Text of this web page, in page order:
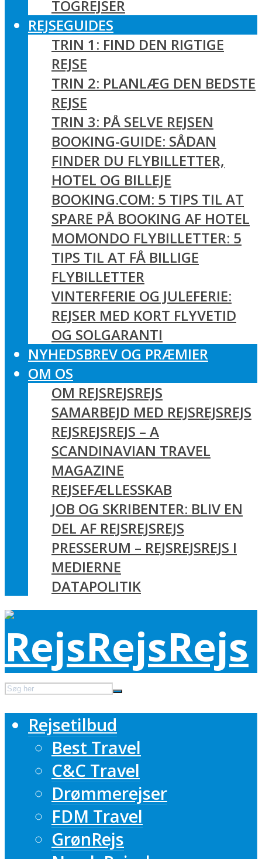
TOGREJSER
REJSEGUIDES
TRIN 1: FIND DEN RIGTIGE
REJSE
TRIN 2: PLANLÆG DEN BEDSTE
REJSE
TRIN 3: PÅ SELVE REJSEN
BOOKING-GUIDE: SÅDAN
FINDER DU FLYBILLETTER,
HOTEL OG BILLEJE
BOOKING.COM: 5 TIPS TIL AT
SPARE PÅ BOOKING AF HOTEL
MOMONDO FLYBILLETTER: 5
TIPS TIL AT FÅ BILLIGE
FLYBILLETTER
VINTERFERIE OG JULEFERIE:
REJSER MED KORT FLYVETID
OG SOLGARANTI
NYHEDSBREV OG PRÆMIER
OM OS
OM REJSREJSREJS
SAMARBEJD MED REJSREJSREJS
REJSREJSREJS – A
SCANDINAVIAN TRAVEL
MAGAZINE
REJSEFÆLLESSKAB
JOB OG SKRIBENTER: BLIV EN
DEL AF REJSREJSREJS
PRESSERUM – REJSREJSREJS I
MEDIERNE
DATAPOLITIK
Rejsetilbud
Best Travel
C&C Travel
Drømmerejser
FDM Travel
GrønRejs